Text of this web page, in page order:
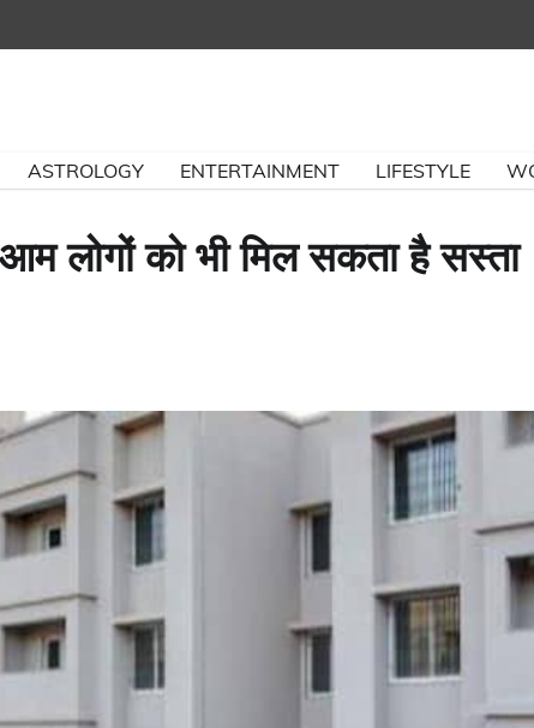
ASTROLOGY ENTERTAINMENT LIFESTYLE
लोगों को भी मिल सकता है सस्ता